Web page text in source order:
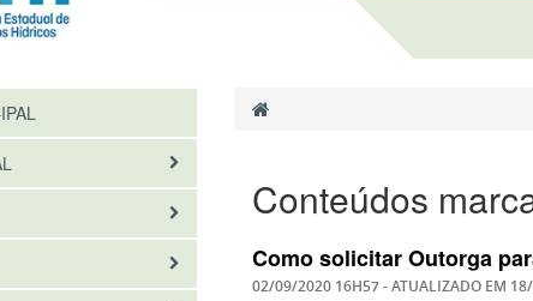
Conteúdos
Como solicitar Outorga
02/09/2020 16H57- ATUALIZADO EM